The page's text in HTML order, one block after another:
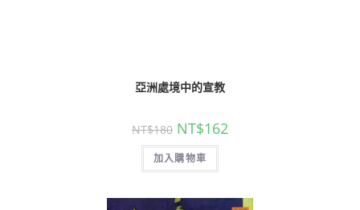
亞洲處境中的宣教
NT$180 NT$162
加入購物車